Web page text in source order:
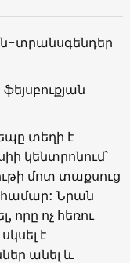
տրանսգենդեր
տեղի է
կենտրոնում՝
մոտ տաքսուց
համար: Նրան
ոչ հեռու
է
անել և